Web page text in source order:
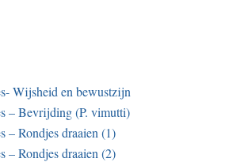
Wijsheid en bewustzijn
– Bevrijding (P. vimutti)
– Rondjes draaien (1)
– Rondjes draaien (2)